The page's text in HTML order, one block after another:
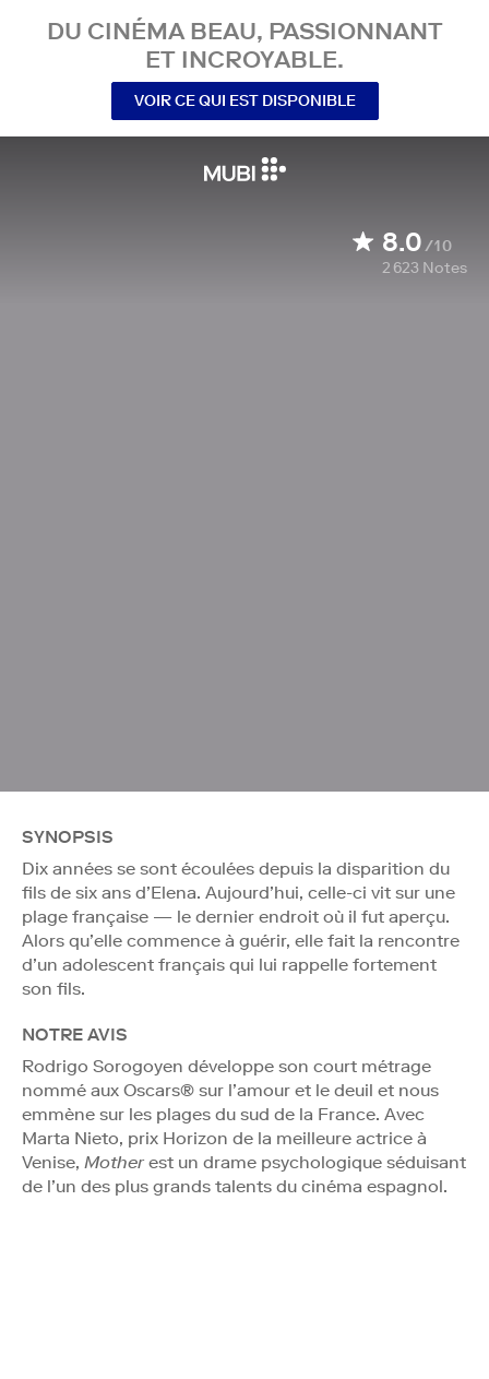
DU CINÉMA BEAU, PASSIONNANT
ET INCROYABLE.
VOIR CE QUI EST DISPONIBLE
8.0/10
2 623 Notes
SYNOPSIS
Dix années se sont écoulées depuis la disparition du
fils de six ans d’Elena. Aujourd’hui, celle-ci vit sur une
plage française — le dernier endroit où il fut aperçu.
Alors qu’elle commence à guérir, elle fait la rencontre
d’un adolescent français qui lui rappelle fortement
son fils.
NOTRE AVIS
Rodrigo Sorogoyen développe son court métrage
nommé aux Oscars® sur l’amour et le deuil et nous
emmène sur les plages du sud de la France. Avec
Marta Nieto, prix Horizon de la meilleure actrice à
Venise, Motherest un drame psychologique séduisant
de l’un des plus grands talents du cinéma espagnol.